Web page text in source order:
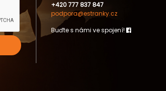
+420 777 837 847
podpora@estranky.cz
Buďte s námi ve spojení!